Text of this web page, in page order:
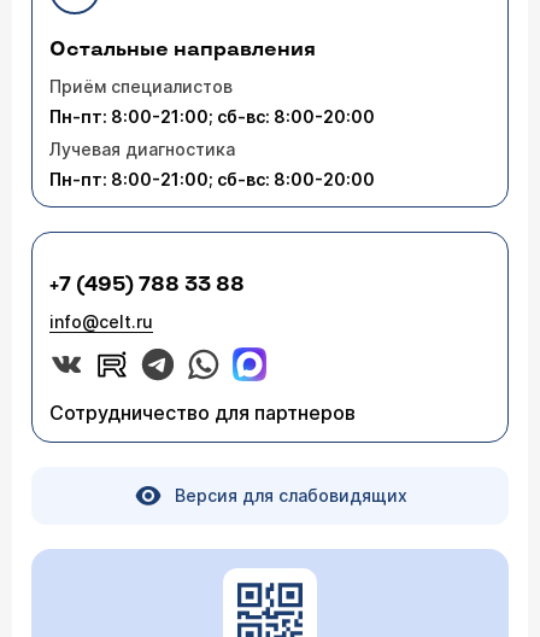
Остальные направления
Приём специалистов
Пн-пт: 8:00-21:00; сб-вс: 8:00-20:00
Лучевая диагностика
Пн-пт: 8:00-21:00; сб-вс: 8:00-20:00
+7 (495) 788 33 88
info@celt.ru
Сотрудничество для партнеров
Версия для слабовидящих